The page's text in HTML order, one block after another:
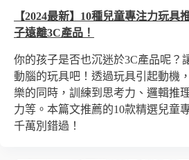
【2024最新】10種兒童專注力玩具
子遠離3C產品！
你的孩子是否也沉迷於3C產品呢？
動腦的玩具吧！透過玩具引起動機
樂的同時，訓練到思考力、邏輯推
力等。本篇文推薦的10款精選兒童
千萬別錯過！